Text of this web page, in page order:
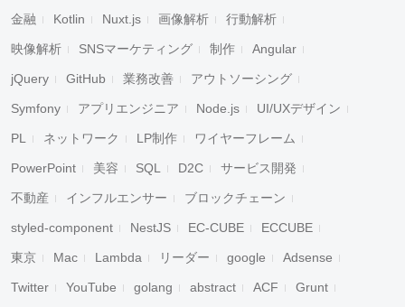
金融 Kotlin Nuxt.js 画像解析 行動解析
映像解析 SNSマーケティング 制作 Angular
jQuery GitHub 業務改善 アウトソーシング
Symfony アプリエンジニア Node.js UI/UXデザイン
PL ネットワーク LP制作 ワイヤーフレーム
PowerPoint 美容 SQL D2C サービス開発
不動産 インフルエンサー ブロックチェーン
styled-component NestJS EC-CUBE ECCUBE
東京 Mac Lambda リーダー google Adsense
Twitter YouTube golang abstract ACF Grunt